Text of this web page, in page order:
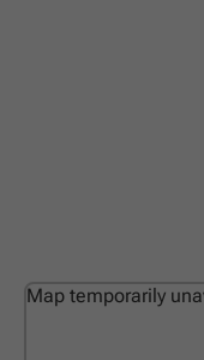
Map temporarily